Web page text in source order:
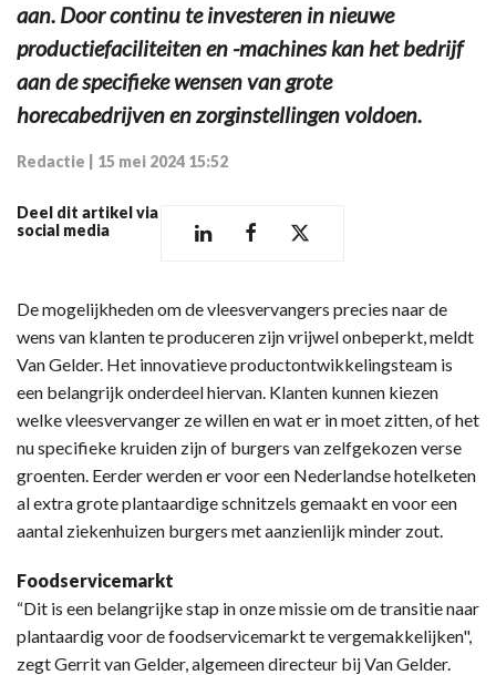
aan. Door continu te investeren in nieuwe
productiefaciliteiten en -machines kan het bedrijf
aan de specifieke wensen van grote
horecabedrijven en zorginstellingen voldoen.
Redactie 15 mei 2024 15:52
Deel dit artikel via
social media
De mogelijkheden om de vleesvervangers precies naar de
wens van klanten te produceren zijn vrijwel onbeperkt, meldt
Van Gelder. Het innovatieve productontwikkelingsteam is
een belangrijk onderdeel hiervan. Klanten kunnen kiezen
welke vleesvervanger ze willen en wat er in moet zitten, of het
nu specifieke kruiden zijn of burgers van zelfgekozen verse
groenten. Eerder werden er voor een Nederlandse hotelketen
al extra grote plantaardige schnitzels gemaakt en voor een
aantal ziekenhuizen burgers met aanzienlijk minder zout.
Foodservicemarkt
“Dit is een belangrijke stap in onze missie om de transitie naar
plantaardig voor de foodservicemarkt te vergemakkelijken",
zegt Gerrit van Gelder, algemeen directeur bij Van Gelder.